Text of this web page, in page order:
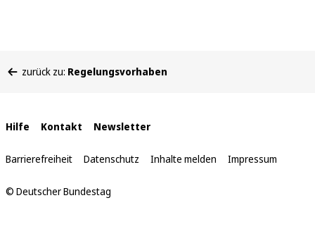
befinden
zurück zu: Regelungsvorhaben
Interne
Links
Hilfe Kontakt Newsletter
Barrierefreiheit Datenschutz Inhalte melden Impressum
© Deutscher Bundestag